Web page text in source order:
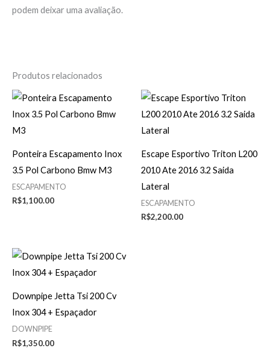
podem deixar uma avaliação.
Produtos relacionados
Ponteira Escapamento Inox
3.5 Pol Carbono Bmw M3
ESCAPAMENTO
R$1,100.00
Escape Esportivo Triton L200
2010 Ate 2016 3.2 Saida
Lateral
ESCAPAMENTO
R$2,200.00
Downpipe Jetta Tsi 200 Cv
Inox 304 + Espaçador
DOWNPIPE
R$1,350.00